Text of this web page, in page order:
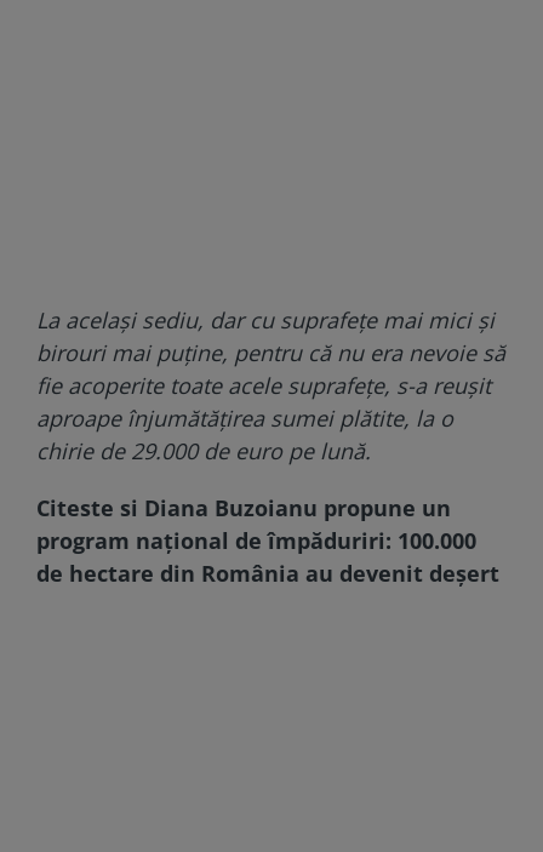
La acelaşi sediu, dar cu suprafeţe mai mici şi
birouri mai puţine, pentru că nu era nevoie să
fie acoperite toate acele suprafeţe, s-a reuşit
aproape înjumătăţirea sumei plătite, la o
chirie de 29.000 de euro pe lună.
Citeste si Diana Buzoianu propune un
program național de împăduriri: 100.000
de hectare din România au devenit deșert